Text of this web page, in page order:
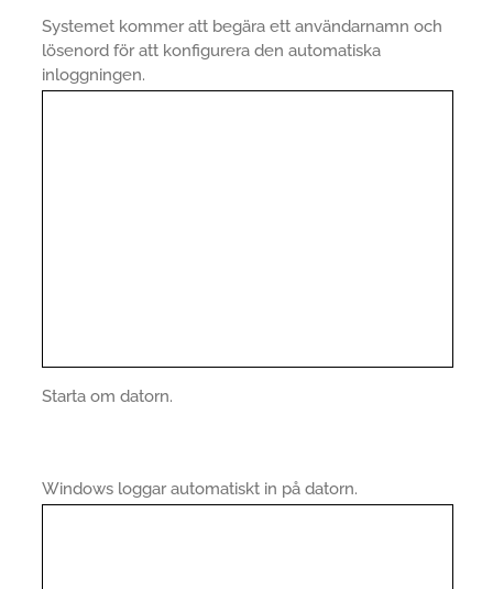
Systemet kommer att begära ett användarnamn och
lösenord för att konfigurera den automatiska
inloggningen.
Starta om datorn.
Windows loggar automatiskt in på datorn.